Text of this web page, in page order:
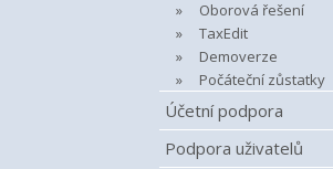
Oborová řešení
TaxEdit
Demoverze
Počáteční zůstatky
Účetní podpora
Podpora uživatelů